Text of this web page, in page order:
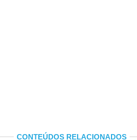
CONTEÚDOS RELACIONADOS